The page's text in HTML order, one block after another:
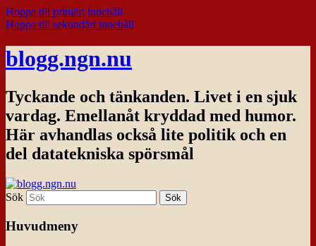
Hoppa till primärt innehåll
Hoppa till sekundärt innehåll
blogg.ngn.nu
Tyckande och tänkanden. Livet i en sjuk
vardag. Emellanåt kryddad med humor.
Här avhandlas också lite politik och en
del datatekniska spörsmål
Sök
Huvudmeny